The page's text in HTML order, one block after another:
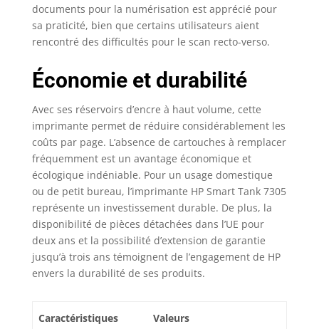
documents pour la numérisation est apprécié pour
sa praticité, bien que certains utilisateurs aient
rencontré des difficultés pour le scan recto-verso.
Économie et durabilité
Avec ses réservoirs d’encre à haut volume, cette
imprimante permet de réduire considérablement les
coûts par page. L’absence de cartouches à remplacer
fréquemment est un avantage économique et
écologique indéniable. Pour un usage domestique
ou de petit bureau, l’imprimante HP Smart Tank 7305
représente un investissement durable. De plus, la
disponibilité de pièces détachées dans l’UE pour
deux ans et la possibilité d’extension de garantie
jusqu’à trois ans témoignent de l’engagement de HP
envers la durabilité de ses produits.
Caractéristiques Valeurs